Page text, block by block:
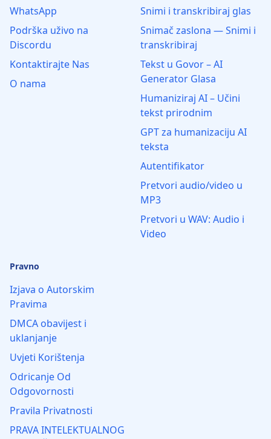
WhatsApp
Podrška uživo na
Discordu
Kontaktirajte Nas
O nama
Snimi i transkribiraj glas
Snimač zaslona — Snimi i
transkribiraj
Tekst u Govor – AI
Generator Glasa
Humaniziraj AI – Učini
tekst prirodnim
GPT za humanizaciju AI
teksta
Autentifikator
Pretvori audio/video u
MP3
Pretvori u WAV: Audio i
Video
Pravno
Izjava o Autorskim
Pravima
DMCA obavijest i
uklanjanje
Uvjeti Korištenja
Odricanje Od
Odgovornosti
Pravila Privatnosti
PRAVA INTELEKTUALNOG